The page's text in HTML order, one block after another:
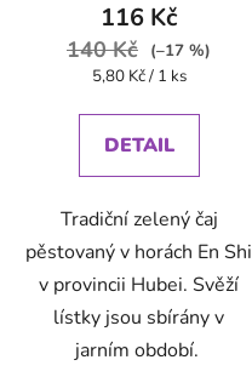
116 Kč
140 Kč
(–17 %)
Měrná
5,80 Kč / 1 ks
DETAIL
Tradiční zelený čaj
pěstovaný v horách En Shi
v provincii Hubei. Svěží
lístky jsou sbírány v
jarním období.